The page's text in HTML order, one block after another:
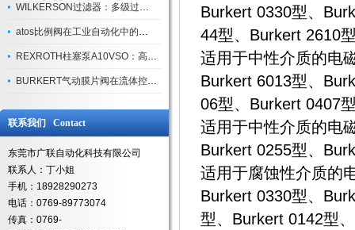
WILKERSON过滤器：多级过滤技术，适配多行业净化需求
atos比例阀在工业自动化中的关键应用
REXROTH柱塞泵A10VSO：高效液压系统的核心组件
BURKERT气动膜片阀在流体控制中的应用
联系我们 Contact
东莞市广联自动化科技有限公司
联系人：丁小姐
手机：18928290273
电话：0769-89773074
传真：0769-
Burkert 0330型、
44型、Burkert 2610
适用于中性介质的电
Burkert 6013型、
06型、Burkert 0407
适用于中性介质的电
Burkert 0255型、
适用于腐蚀性介质的
Burkert 0330型、
型、Burkert 0142型